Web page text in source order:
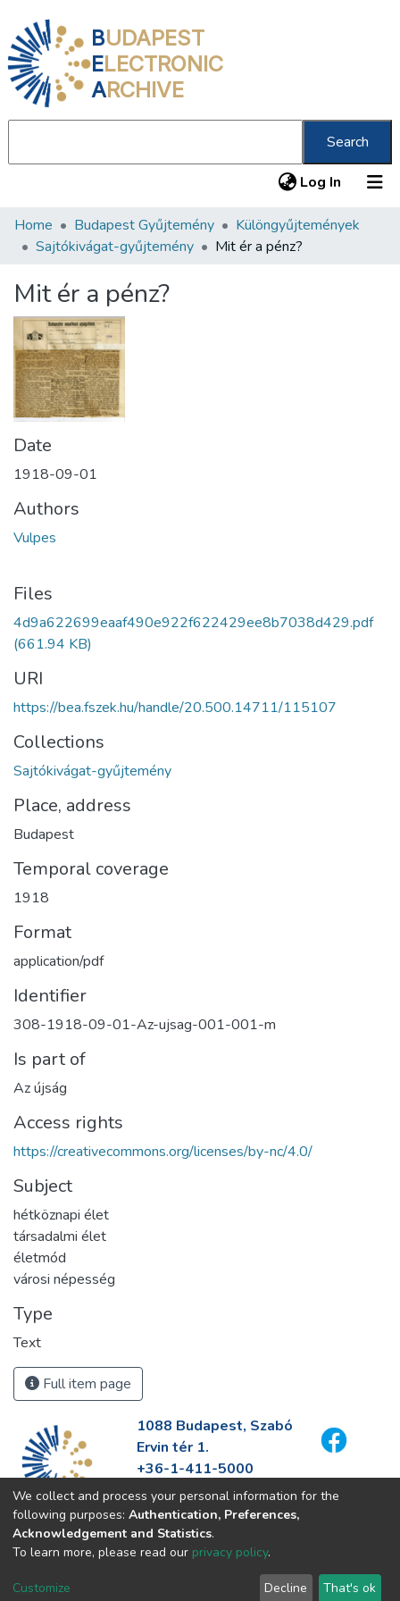
BUDAPEST
ELECTRONIC
ARCHIVE
Search
Log In (current)
Communities & Collections
Statistics
About us
Home Budapest Gyűjtemény
Különgyűjtemények
Sajtókivágat-gyűjtemény
Mit ér a pénz?
Mit ér a pénz?
Date
1918-09-01
Authors
Vulpes
Files
4d9a622699eaaf490e922f622429ee8b7038d429.pdf
(661.94 KB)
URI
https://bea.fszek.hu/handle/20.500.14711/115107
Collections
Sajtókivágat-gyűjtemény
Place, address
Budapest
Temporal coverage
1918
Format
application/pdf
Identifier
308-1918-09-01-Az-ujsag-001-001-m
Is part of
Az újság
Access rights
https://creativecommons.org/licenses/by-nc/4.0/
Subject
hétköznapi élet
társadalmi élet
életmód
városi népesség
Type
Text
Full item page
1088 Budapest, Szabó
Ervin tér 1.
+36-1-411-5000
info@fszek.hu
https://fszek.hu
We collect and process your personal information for the
following purposes: Authentication, Preferences,
Acknowledgement and Statistics.
To learn more, please read our privacy policy.
Customize Decline That's ok